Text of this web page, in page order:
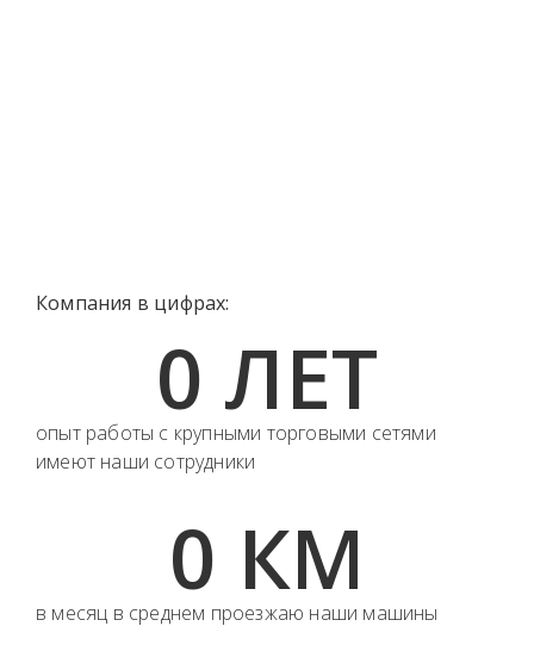
Компания в цифрах:
0 ЛЕТ
опыт работы с крупными торговыми сетями
имеют наши сотрудники
0 КМ
в месяц в среднем проезжаю наши машины